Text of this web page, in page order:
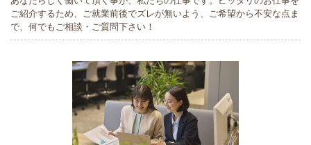
ご紹介するため、ご就業前後でズレが無いよう、ご希望から不安な点ま
で、何でもご相談・ご質問下さい！